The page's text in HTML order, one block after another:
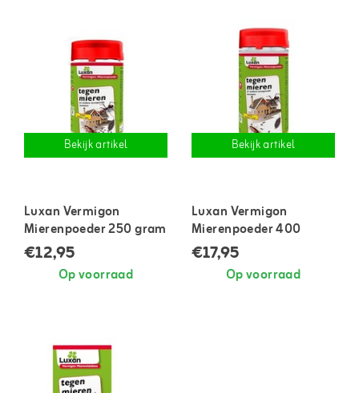
Bekijk artikel
Luxan Vermigon
Mierenpoeder 250 gram
€12,95
Op voorraad
Bekijk artikel
Luxan Vermigon
Mierenpoeder 400
gram
€17,95
Op voorraad